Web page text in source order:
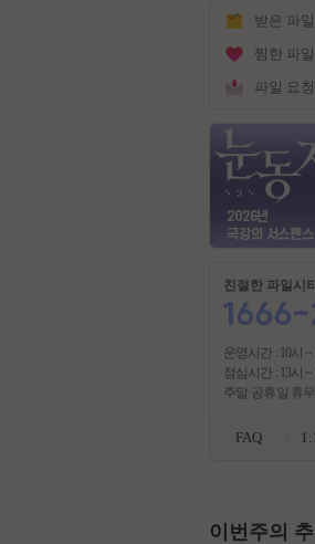
가
입
받은 파일
찜한 파일
파일 요청
친절한 파일시
운영시간 : 10시 ~
점심시간 : 13시 ~
주말·공휴일 휴
FAQ
이번주의